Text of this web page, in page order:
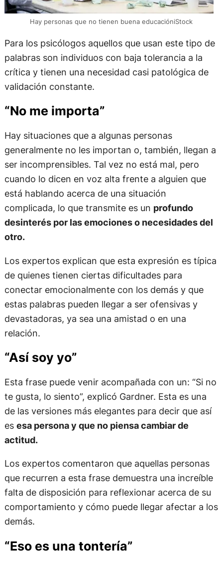
Hay personas que no tienen buena educacióniStock
Para los psicólogos aquellos que usan este tipo de
palabras son individuos con baja tolerancia a la
crítica y tienen una necesidad casi patológica de
validación constante.
“No me importa”
Hay situaciones que a algunas personas
generalmente no les importan o, también, llegan a
ser incomprensibles. Tal vez no está mal, pero
cuando lo dicen en voz alta frente a alguien que
está hablando acerca de una situación
complicada, lo que transmite es un profundo
desinterés por las emociones o necesidades del
otro.
Los expertos explican que esta expresión es típica
de quienes tienen ciertas dificultades para
conectar emocionalmente con los demás y que
estas palabras pueden llegar a ser ofensivas y
devastadoras, ya sea una amistad o en una
relación.
“Así soy yo”
Esta frase puede venir acompañada con un: “Si no
te gusta, lo siento”, explicó Gardner. Esta es una
de las versiones más elegantes para decir que así
es esa persona y que no piensa cambiar de
actitud.
Los expertos comentaron que aquellas personas
que recurren a esta frase demuestra una increíble
falta de disposición para reflexionar acerca de su
comportamiento y cómo puede llegar afectar a los
demás.
“Eso es una tontería”